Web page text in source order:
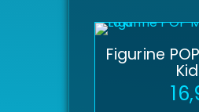
Figurine